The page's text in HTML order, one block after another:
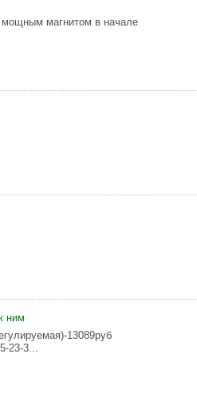
мощным магнитом в начале
ним
13089руб
23-3...